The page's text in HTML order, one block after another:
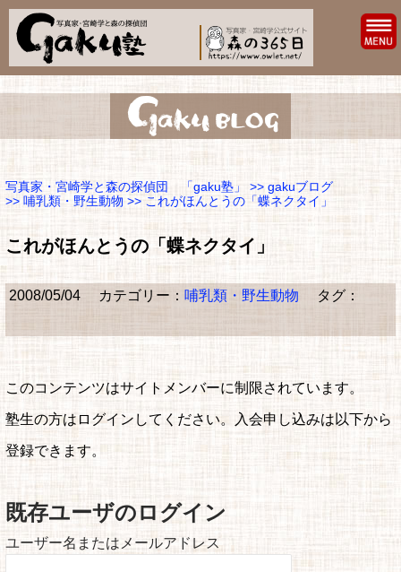
写真家・宮崎学と森の探偵団 「gaku塾」 >> gakuブログ
>> 哺乳類・野生動物 >> これがほんとうの「蝶ネクタイ」
これがほんとうの「蝶ネクタイ」
2008/05/04 カテゴリー： 哺乳類・野生動物 タグ：
このコンテンツはサイトメンバーに制限されています。
塾生の方はログインしてください。入会申し込みは以下から
登録できます。
既存ユーザのログイン
ユーザー名またはメールアドレス